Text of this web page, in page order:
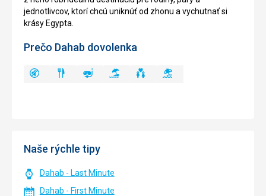
jednotlivcov, ktorí chcú uniknúť od zhonu a vychutnať si
krásy Egypta.
Prečo Dahab dovolenka
Naše rýchle tipy
Dahab - Last Minute
Dahab - First Minute